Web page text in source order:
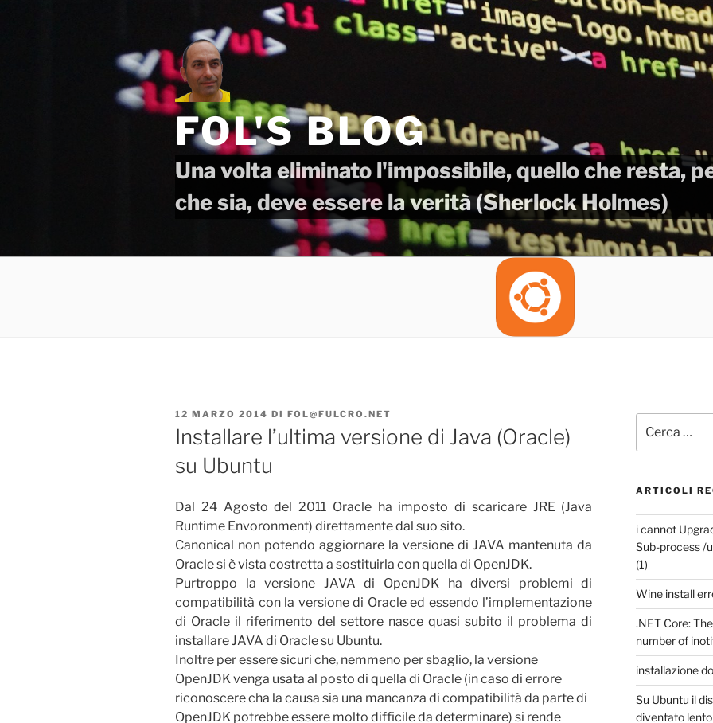
FOL'S BLOG
Una volta eliminato l'impossibile, quello che resta,
che sia, deve essere la verità (Sherlock Holmes)
PUBBLICATO
IL
12 MARZO 2014 DI FOL@FULCRO.NET
Installare l’ultima versione di Java (Oracle)
su Ubuntu
Dal 24 Agosto del 2011 Oracle ha imposto di scaricare JRE (Java
Runtime Envoronment) direttamente dal suo sito.
Canonical non potendo aggiornare la versione di JAVA mantenuta da
Oracle si è vista costretta a sostituirla con quella di OpenJDK.
Purtroppo la versione JAVA di OpenJDK ha diversi problemi di
compatibilità con la versione di Oracle ed essendo l’implementazione
di Oracle il riferimento del settore nasce quasi subito il problema di
installare JAVA di Oracle su Ubuntu.
Inoltre per essere sicuri che, nemmeno per sbaglio, la versione
OpenJDK venga usata al posto di quella di Oracle (in caso di errore
riconoscere cha la causa sia una mancanza di compatibilità da parte di
OpenJDK potrebbe essere molto difficile da determinare) si rende
ARTICOLI
i cannot
Sub-process /
(1)
Wine install
.NET Core:
number of
installazione
Su Ubuntu il
diventato lento